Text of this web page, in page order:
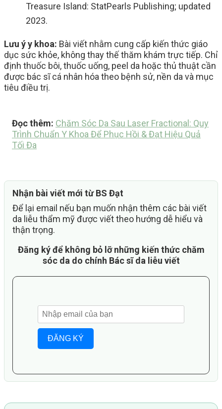
Treasure Island: StatPearls Publishing; updated
2023.
Lưu ý y khoa: Bài viết nhằm cung cấp kiến thức giáo
dục sức khỏe, không thay thế thăm khám trực tiếp. Chỉ
định thuốc bôi, thuốc uống, peel da hoặc thủ thuật cần
được bác sĩ cá nhân hóa theo bệnh sử, nền da và mục
tiêu điều trị.
Đọc thêm: Chăm Sóc Da Sau Laser Fractional: Quy
Trình Chuẩn Y Khoa Để Phục Hồi & Đạt Hiệu Quả
Tối Đa
Nhận bài viết mới từ BS Đạt
Để lại email nếu bạn muốn nhận thêm các bài viết
da liễu thẩm mỹ được viết theo hướng dễ hiểu và
thận trọng.
Đăng ký để không bỏ lỡ những kiến thức chăm
sóc da do chính Bác sĩ da liễu viết